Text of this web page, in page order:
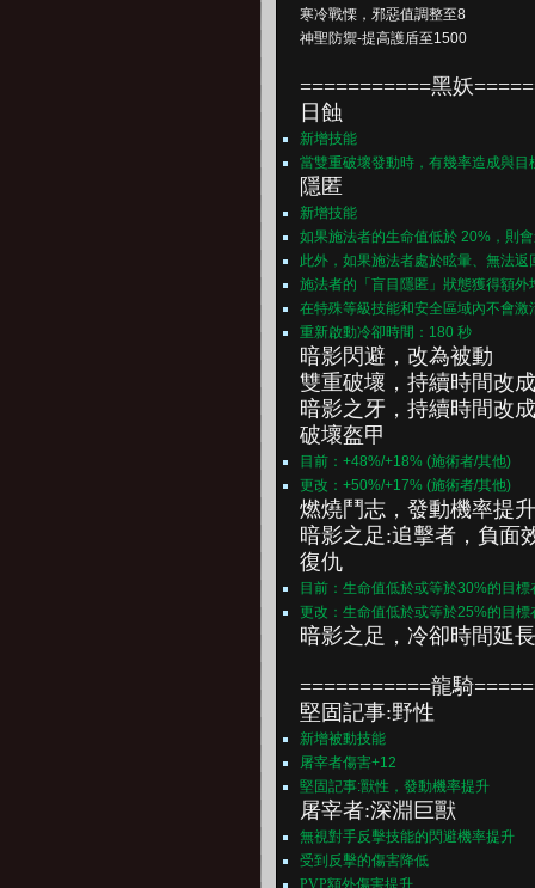
寒冷戰慄，邪惡值調整至8
神聖防禦-提高護盾至1500
===========黑妖
日蝕
新增技能
當雙重破壞發動時，有幾率造成與
隱匿
新增技能
如果施法者的生命值低於 20%，則
此外，如果施法者處於眩暈、無法
施法者的「盲目隱匿」狀態獲得額外
在特殊等級技能和安全區域內不會激
重新啟動冷卻時間：180 秒
暗影閃避，改為被動
雙重破壞，持續時間改
暗影之牙，持續時間改
破壞盔甲
目前：+48%/+18% (施術者/其他)
更改：+50%/+17% (施術者/其他)
燃燒鬥志，發動機率提升
暗影之足:追擊者，負面
復仇
目前：生命值低於或等於30%的目
更改：生命值低於或等於25%的目
暗影之足，冷卻時間延
===========龍騎
堅固記事:野性
新增被動技能
屠宰者傷害+12
堅固記事:獸性，發動機率提升
屠宰者:深淵巨獸
無視對手反擊技能的閃避機率提升
受到反擊的傷害降低
PVP額外傷害提升